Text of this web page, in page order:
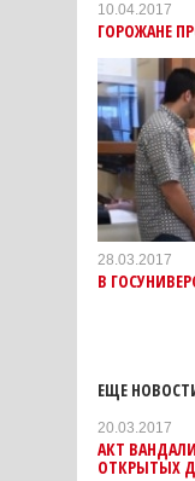
10.04.2017
ГОРОЖАНЕ
28.03.2017
В
ЕЩЕ
20.03.2017
АКТ
ОТКРЫТЫХ